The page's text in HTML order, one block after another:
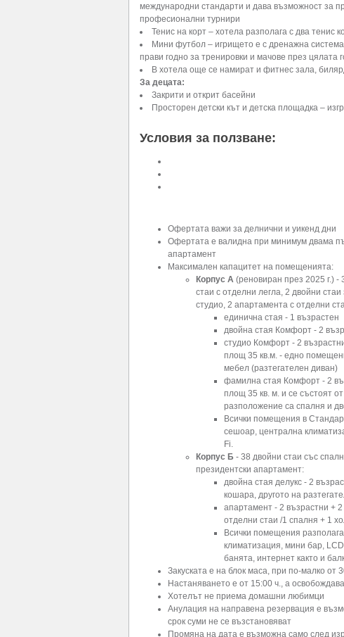
международни стандарти и дава възможност за
професионални турнири
Тенис на корт – хотела разполага с два тенис
Мини футбол – игрището е с дренажна система
прави годно за тренировки и мачове през цялата
В хотела още се намират и фитнес зала,
За децата:
Закрити и открит басейни
Просторен детски кът и детска площадка –
Условия за ползване:
Офертата важи за делнични и уикенд дни
Офертата е валидна при минимум двама
апартамент
Максимален капацитет на помещенията:
Корпус А (реновиран през 2025 г.) -
стаи с отделни легла, 2 двойни
студио, 2 апартамента с отделни
единична стая - 1 възрастен
двойна стая Комфорт - 2
студио Комфорт - 2
площ 35 кв.м. - едно
мебел (разтегателен диван)
фамилна стая Комфорт - 2
площ 35 кв. м. и се състоят
разположение са спалня и
Всички помещения в
сешоар, централна
Fi.
Корпус Б - 38 двойни стаи със
президентски апартамент:
двойна стая делукс - 2
кошара, другото на
апартамент - 2 възрастни +
отделни стаи /1 спалня + 1
Всички помещения
климатизация, мини бар,
банята, интернет както и
Закуската е на блок маса, при по-малко от
Настаняването е от 15:00 ч., а
Хотелът не приема домашни любимци
Анулация на направена резервация е
срок суми не се възстановяват
Промяна на дата е възможна само след